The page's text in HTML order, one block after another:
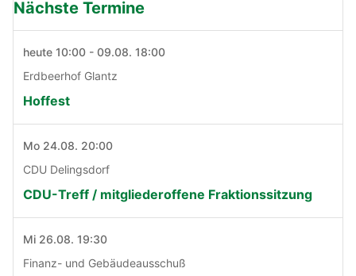
Nächste Termine
heute 10:00 - 09.08. 18:00
Erdbeerhof Glantz
Hoffest
Mo 24.08. 20:00
CDU Delingsdorf
CDU-Treff / mitgliederoffene Fraktionssitzung
Mi 26.08. 19:30
Finanz- und Gebäudeausschuß